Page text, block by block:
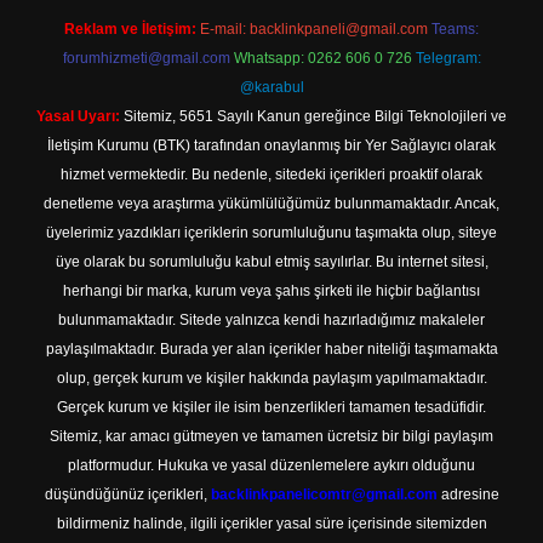
Reklam ve İletişim: E-mail: backlinkpaneli@gmail.com Teams:
forumhizmeti@gmail.com Whatsapp: 0262 606 0 726 Telegram:
@karabul
Yasal Uyarı: Sitemiz, 5651 Sayılı Kanun gereğince Bilgi Teknolojileri ve
İletişim Kurumu (BTK) tarafından onaylanmış bir Yer Sağlayıcı olarak
hizmet vermektedir. Bu nedenle, sitedeki içerikleri proaktif olarak
denetleme veya araştırma yükümlülüğümüz bulunmamaktadır. Ancak,
üyelerimiz yazdıkları içeriklerin sorumluluğunu taşımakta olup, siteye
üye olarak bu sorumluluğu kabul etmiş sayılırlar. Bu internet sitesi,
herhangi bir marka, kurum veya şahıs şirketi ile hiçbir bağlantısı
bulunmamaktadır. Sitede yalnızca kendi hazırladığımız makaleler
paylaşılmaktadır. Burada yer alan içerikler haber niteliği taşımamakta
olup, gerçek kurum ve kişiler hakkında paylaşım yapılmamaktadır.
Gerçek kurum ve kişiler ile isim benzerlikleri tamamen tesadüfidir.
Sitemiz, kar amacı gütmeyen ve tamamen ücretsiz bir bilgi paylaşım
platformudur. Hukuka ve yasal düzenlemelere aykırı olduğunu
düşündüğünüz içerikleri, backlinkpanelicomtr@gmail.com adresine
bildirmeniz halinde, ilgili içerikler yasal süre içerisinde sitemizden